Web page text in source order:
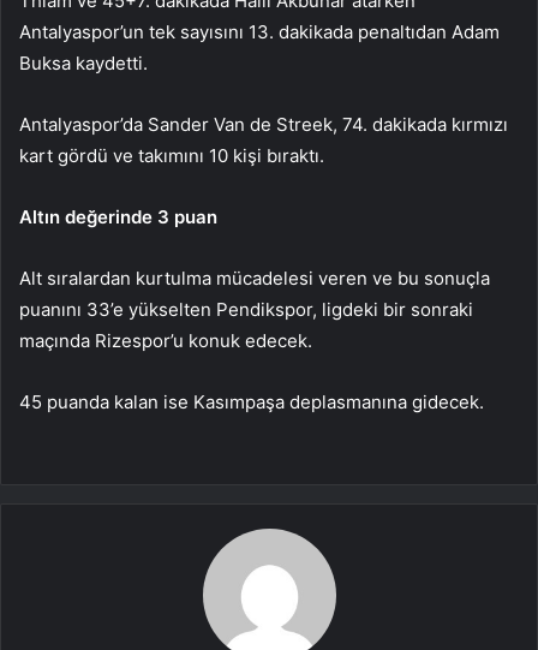
Antalyaspor’un tek sayısını 13. dakikada penaltıdan Adam
Buksa kaydetti.
Antalyaspor’da Sander Van de Streek, 74. dakikada kırmızı
kart gördü ve takımını 10 kişi bıraktı.
Altın değerinde 3 puan
Alt sıralardan kurtulma mücadelesi veren ve bu sonuçla
puanını 33’e yükselten Pendikspor, ligdeki bir sonraki
maçında Rizespor’u konuk edecek.
45 puanda kalan ise Kasımpaşa deplasmanına gidecek.